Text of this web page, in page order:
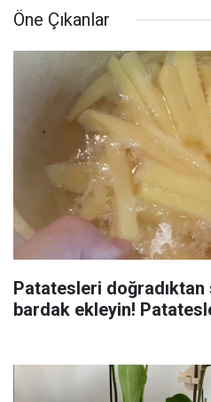
Öne Çıkanlar
Patatesleri doğradıktan
bardak ekleyin!